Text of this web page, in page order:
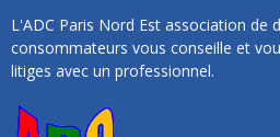
L'ADC Paris Nord Est association de
consommateurs vous conseille et
litiges avec un professionnel.